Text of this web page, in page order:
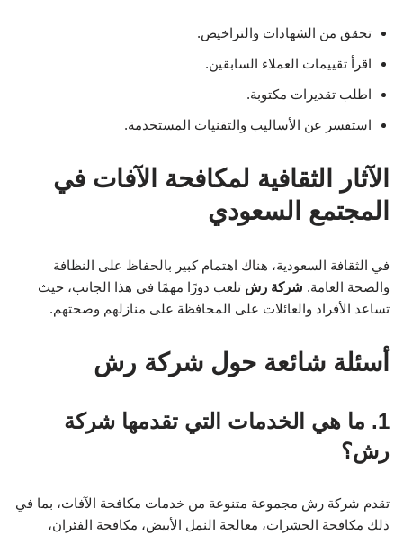
تحقق من الشهادات والتراخيص.
اقرأ تقييمات العملاء السابقين.
اطلب تقديرات مكتوبة.
استفسر عن الأساليب والتقنيات المستخدمة.
الآثار الثقافية لمكافحة الآفات في
المجتمع السعودي
في الثقافة السعودية، هناك اهتمام كبير بالحفاظ على النظافة
والصحة العامة. شركة رش تلعب دورًا مهمًا في هذا الجانب، حيث
تساعد الأفراد والعائلات على المحافظة على منازلهم وصحتهم.
أسئلة شائعة حول شركة رش
1. ما هي الخدمات التي تقدمها شركة
رش؟
تقدم شركة رش مجموعة متنوعة من خدمات مكافحة الآفات، بما في
ذلك مكافحة الحشرات، معالجة النمل الأبيض، مكافحة الفئران،